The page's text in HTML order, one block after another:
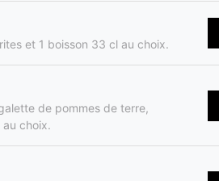
et 1 boisson 33 cl au choix.
de pommes de terre,
choix.